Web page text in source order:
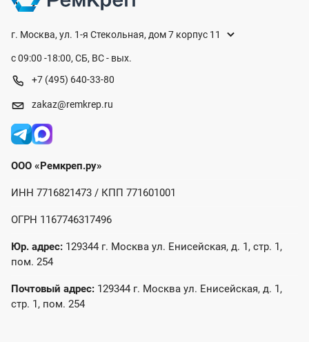
г. Москва, ул. 1-я Стекольная, дом 7 корпус 11
с 09:00 -18:00, СБ, ВС - вых.
+7 (495) 640-33-80
zakaz@remkrep.ru
ООО «Ремкреп.ру»
ИНН 7716821473 / КПП 771601001
ОГРН 1167746317496
Юр. адрес: 129344 г. Москва ул. Енисейская, д. 1, стр. 1,
пом. 254
Почтовый адрес: 129344 г. Москва ул. Енисейская, д. 1,
стр. 1, пом. 254